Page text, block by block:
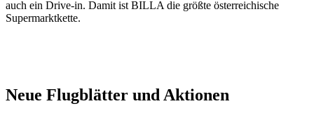
auch ein Drive-in. Damit ist BILLA die größte österreichische
Supermarktkette.
Neue Flugblätter und Aktionen